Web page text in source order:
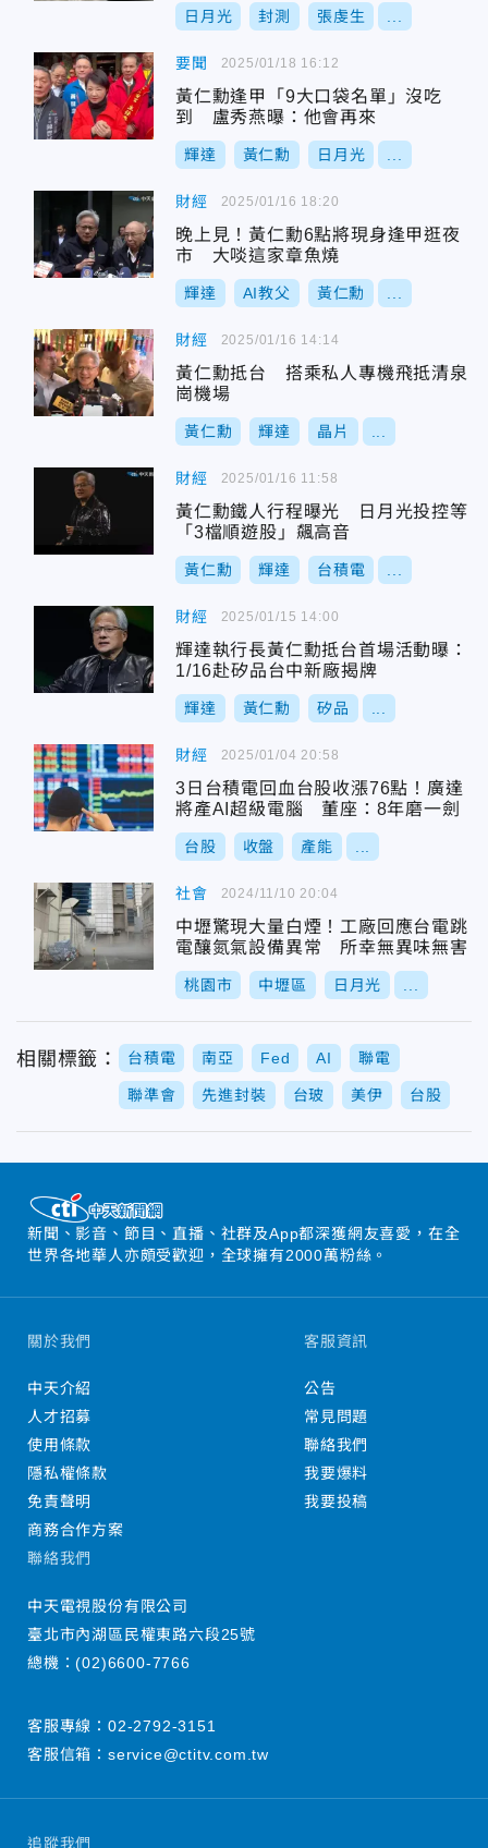
日月光 封測 張虔生
要聞
黃仁勳逢甲「9大口袋名單」沒吃
到 盧秀燕曝：他會再來
輝達 黃仁勳 日月光
2025/01/18 16:12
財經
晚上見！黃仁勳6點將現身逢甲逛夜
市 大啖這家章魚燒
輝達 AI教父 黃仁勳
2025/01/16 18:20
財經
黃仁勳抵台 搭乘私人專機飛抵清泉
崗機場
黃仁勳 輝達 晶片
2025/01/16 14:14
財經
黃仁勳鐵人行程曝光 日月光投控等
「3檔順遊股」飆高音
黃仁勳 輝達 台積電
2025/01/16 11:58
財經
輝達執行長黃仁勳抵台首場活動曝：
1/16赴矽品台中新廠揭牌
輝達 黃仁勳 矽品
2025/01/15 14:00
財經
3日台積電回血台股收漲76點！廣達
將產AI超級電腦 董座：8年磨一劍
台股 收盤 產能
2025/01/04 20:58
社會
中壢驚現大量白煙！工廠回應台電跳
電釀氮氣設備異常 所幸無異味無害
桃園市 中壢區 日月光
2024/11/10 20:04
相關標籤： 台積電 南亞 Fed AI 聯電
聯準會 先進封裝 台玻 美伊 台股
新聞、影音、節目、直播、社群及App都深獲網友喜愛，在全
世界各地華人亦頗受歡迎，全球擁有2000萬粉絲。
追蹤我們
關於我們
中天介紹
人才招募
使用條款
隱私權條款
免責聲明
商務合作方案
客服資訊
公告
常見問題
聯絡我們
我要爆料
我要投稿
聯絡我們
中天電視股份有限公司
臺北市內湖區民權東路六段25號
總機：(02)6600-7766
客服專線： 02-2792-3151
客服信箱： service@ctitv.com.tw